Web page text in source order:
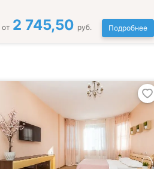
от 2 745,50 руб. Подробнее